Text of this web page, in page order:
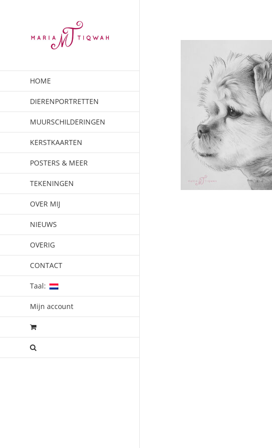
HOME
DIERENPORTRETTEN
MUURSCHILDERINGEN
KERSTKAARTEN
POSTERS & MEER
TEKENINGEN
OVER MIJ
NIEUWS
OVERIG
CONTACT
Taal:
Mijn account